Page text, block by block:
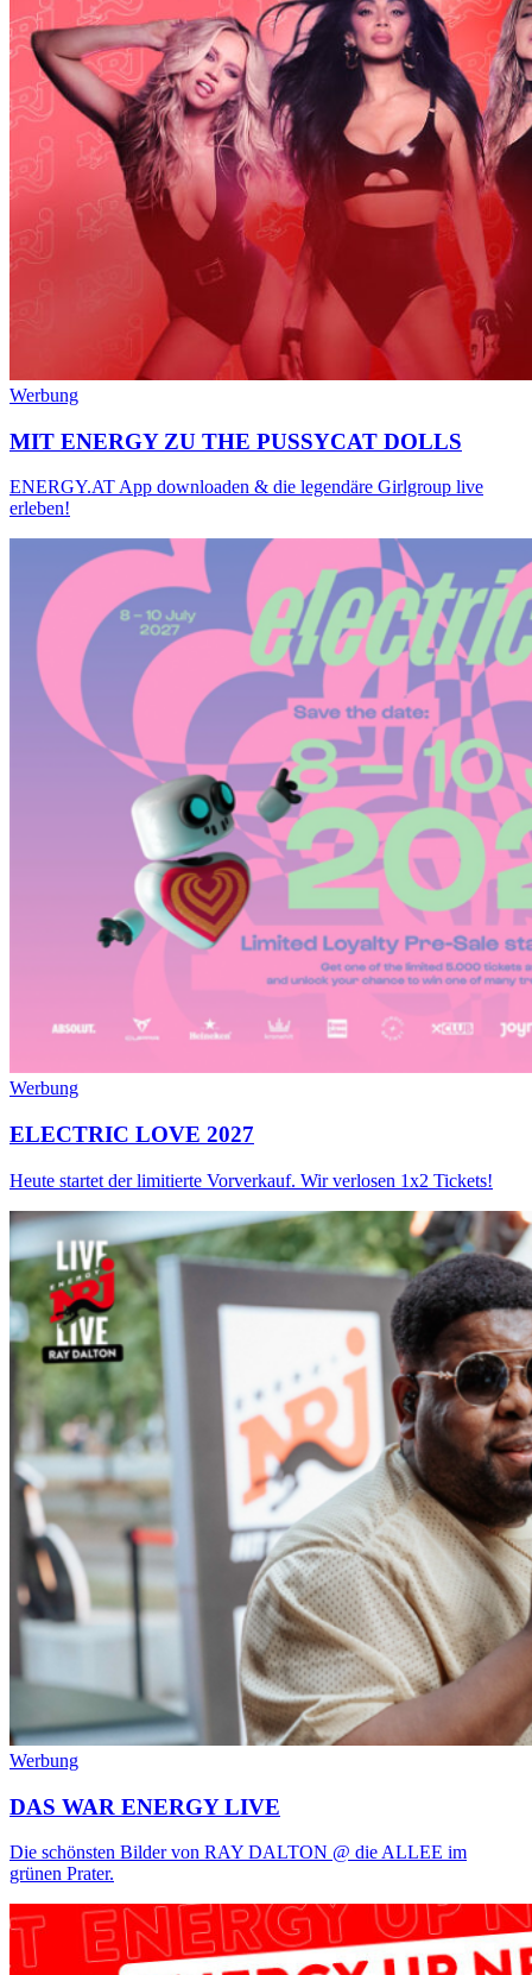
Werbung
MIT ENERGY ZU THE PUSSYCAT DOLLS
ENERGY.AT App downloaden & die legendäre Girlgroup live
erleben!
Werbung
ELECTRIC LOVE 2027
Heute startet der limitierte Vorverkauf. Wir verlosen 1x2 Tickets!
Werbung
DAS WAR ENERGY LIVE
Die schönsten Bilder von RAY DALTON @ die ALLEE im
grünen Prater.